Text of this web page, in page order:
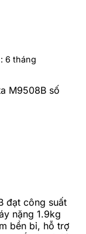
6 tháng
M9508B số
đạt công suất
nặng 1.9kg
bền bỉ, hỗ trợ